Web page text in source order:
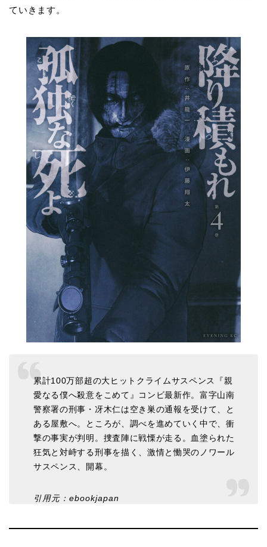
ていきます。
累計100万部超の大ヒットクライムサスペンス『親
愛なる僕へ殺意をこめて』コンビ最新作。富字山南
警察署の刑事・冴木仁は空き巣の通報を受けて、と
ある屋敷へ。ところが、調べを進めていく中で、衝
撃の事実が判明。捜査陣に戦慄が走る。血塗られた
狂気と対峙する刑事を描く、激情と慟哭のノワール
サスペンス、開幕。
引用元：ebookjapan